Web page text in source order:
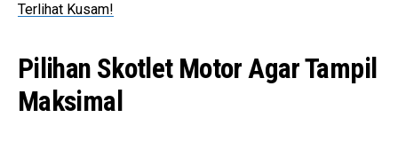
Terlihat Kusam!
Pilihan Skotlet Motor Agar Tampil
Maksimal